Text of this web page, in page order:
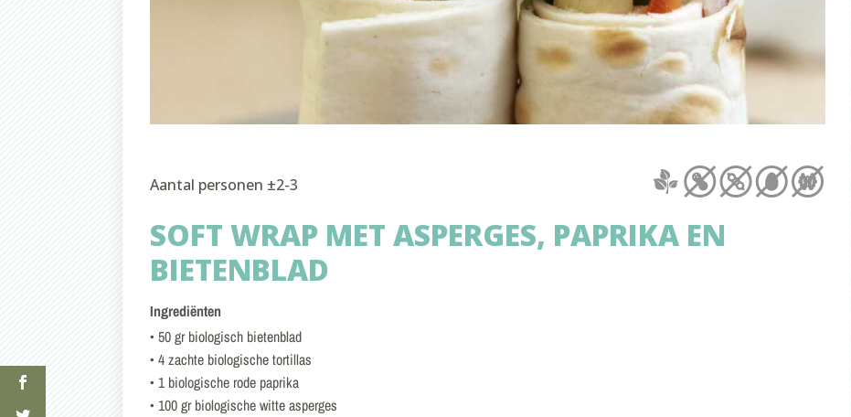
Aantal personen ±2-3
SOFT WRAP MET ASPERGES, PAPRIKA EN
BIETENBLAD
Ingrediënten
• 50 gr biologisch bietenblad
• 4 zachte biologische tortillas
• 1 biologische rode paprika
• 100 gr biologische witte asperges